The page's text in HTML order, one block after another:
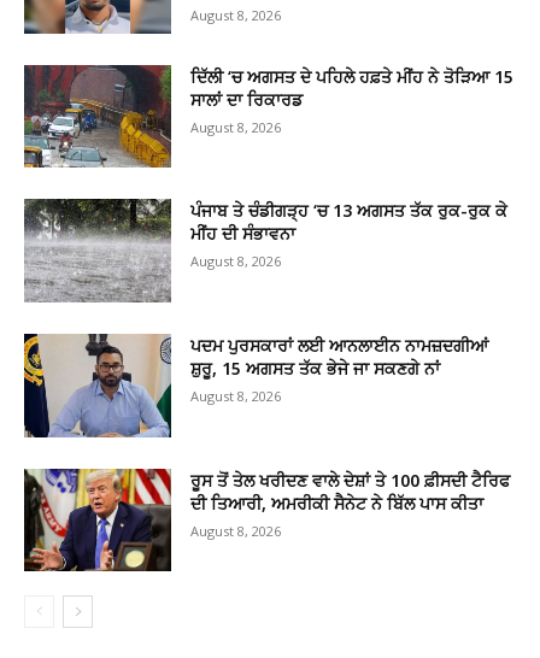
August 8, 2026
ਦਿੱਲੀ ‘ਚ ਅਗਸਤ ਦੇ ਪਹਿਲੇ ਹਫ਼ਤੇ ਮੀਂਹ ਨੇ ਤੋੜਿਆ 15
ਸਾਲਾਂ ਦਾ ਰਿਕਾਰਡ
August 8, 2026
ਪੰਜਾਬ ਤੇ ਚੰਡੀਗੜ੍ਹ ‘ਚ 13 ਅਗਸਤ ਤੱਕ ਰੁਕ-ਰੁਕ ਕੇ
ਮੀਂਹ ਦੀ ਸੰਭਾਵਨਾ
August 8, 2026
ਪਦਮ ਪੁਰਸਕਾਰਾਂ ਲਈ ਆਨਲਾਈਨ ਨਾਮਜ਼ਦਗੀਆਂ
ਸ਼ੁਰੂ, 15 ਅਗਸਤ ਤੱਕ ਭੇਜੇ ਜਾ ਸਕਣਗੇ ਨਾਂ
August 8, 2026
ਰੂਸ ਤੋਂ ਤੇਲ ਖਰੀਦਣ ਵਾਲੇ ਦੇਸ਼ਾਂ ਤੇ 100 ਫ਼ੀਸਦੀ ਟੈਰਿਫ
ਦੀ ਤਿਆਰੀ, ਅਮਰੀਕੀ ਸੈਨੇਟ ਨੇ ਬਿੱਲ ਪਾਸ ਕੀਤਾ
August 8, 2026